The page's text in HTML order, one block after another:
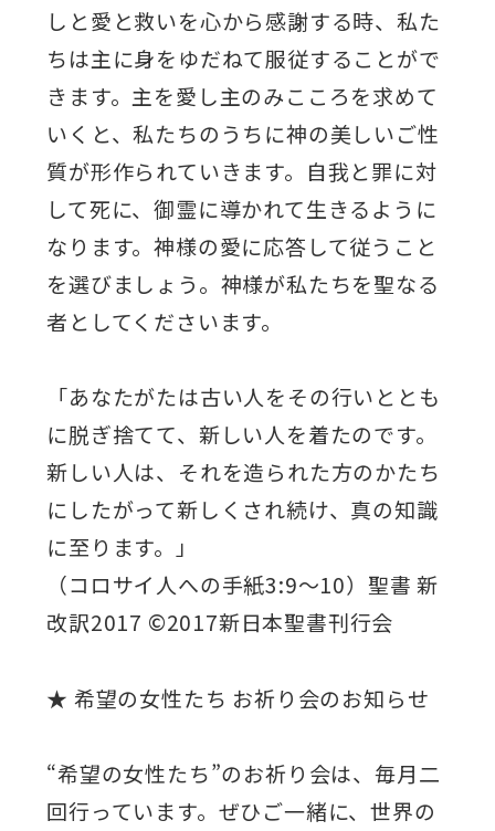
しと愛と救いを心から感謝する時、私た
ちは主に身をゆだねて服従することがで
きます。主を愛し主のみこころを求めて
いくと、私たちのうちに神の美しいご性
質が形作られていきます。自我と罪に対
して死に、御霊に導かれて生きるように
なります。神様の愛に応答して従うこと
を選びましょう。神様が私たちを聖なる
者としてくださいます。
「あなたがたは古い人をその行いととも
に脱ぎ捨てて、新しい人を着たのです。
新しい人は、それを造られた方のかたち
にしたがって新しくされ続け、真の知識
に至ります。」
（コロサイ人への手紙3:9～10）聖書 新
改訳2017 ©2017新日本聖書刊行会
★ 希望の女性たち お祈り会のお知らせ
“希望の女性たち”のお祈り会は、毎月二
回行っています。ぜひご一緒に、世界の